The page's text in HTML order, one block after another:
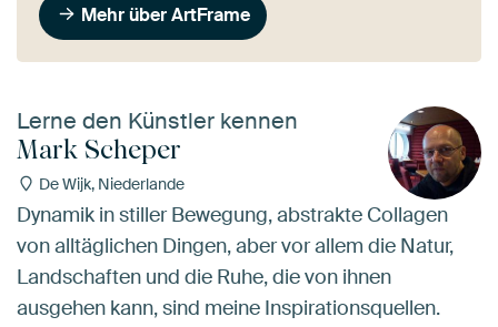
Mehr über ArtFrame
Lerne den Künstler kennen
Mark Scheper
De Wijk, Niederlande
Dynamik in stiller Bewegung, abstrakte Collagen
von alltäglichen Dingen, aber vor allem die Natur,
Landschaften und die Ruhe, die von ihnen
ausgehen kann, sind meine Inspirationsquellen.